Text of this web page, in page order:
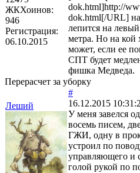
ЖКХоинов:
946
Регистрация:
06.10.2015
dok.html]http://
dok.html[/URL]
лепится на
метра. Но на
может, если ее
СПТ будет
фишка Медведа.
Перерасчет за уборку
Леший
#
16.12.2015
У меня завелся
восемь писем,
ГЖИ, одну в
устроил по
управляющего и
голой рукой по